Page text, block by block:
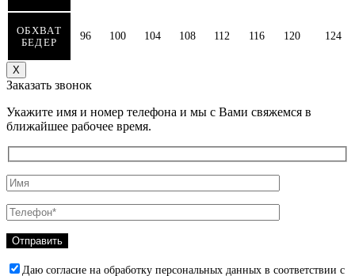
ОБХВАТ
БЕДЕР
96 100 104 108 112 116 120 124
Х
Заказать звонок
Укажите имя и номер телефона и мы с Вами свяжемся в
ближайшее рабочее время.
Даю согласие на обработку персональных данных в соответствии с